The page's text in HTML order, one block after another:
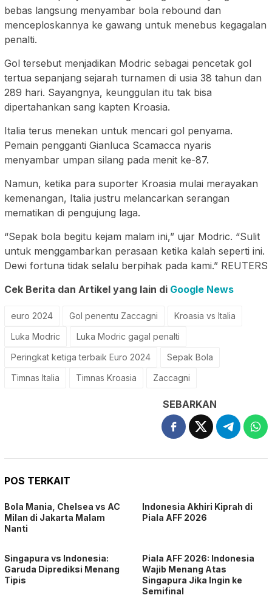
bebas langsung menyambar bola rebound dan
menceploskannya ke gawang untuk menebus kegagalan
penalti.
Gol tersebut menjadikan Modric sebagai pencetak gol
tertua sepanjang sejarah turnamen di usia 38 tahun dan
289 hari. Sayangnya, keunggulan itu tak bisa
dipertahankan sang kapten Kroasia.
Italia terus menekan untuk mencari gol penyama.
Pemain pengganti Gianluca Scamacca nyaris
menyambar umpan silang pada menit ke-87.
Namun, ketika para suporter Kroasia mulai merayakan
kemenangan, Italia justru melancarkan serangan
mematikan di pengujung laga.
“Sepak bola begitu kejam malam ini,” ujar Modric. “Sulit
untuk menggambarkan perasaan ketika kalah seperti ini.
Dewi fortuna tidak selalu berpihak pada kami.” REUTERS
Cek Berita dan Artikel yang lain di Google News
euro 2024 Gol penentu Zaccagni
Kroasia vs Italia
Luka Modric
Luka Modric gagal penalti
Peringkat ketiga terbaik Euro 2024
Sepak Bola
Timnas Italia
Timnas Kroasia Zaccagni
SEBARKAN
POS TERKAIT
Bola Mania, Chelsea vs AC
Milan di Jakarta Malam
Nanti
Indonesia Akhiri Kiprah di
Piala AFF 2026
Singapura vs Indonesia:
Garuda Diprediksi Menang
Tipis
Piala AFF 2026: Indonesia
Wajib Menang Atas
Singapura Jika Ingin ke
Semifinal